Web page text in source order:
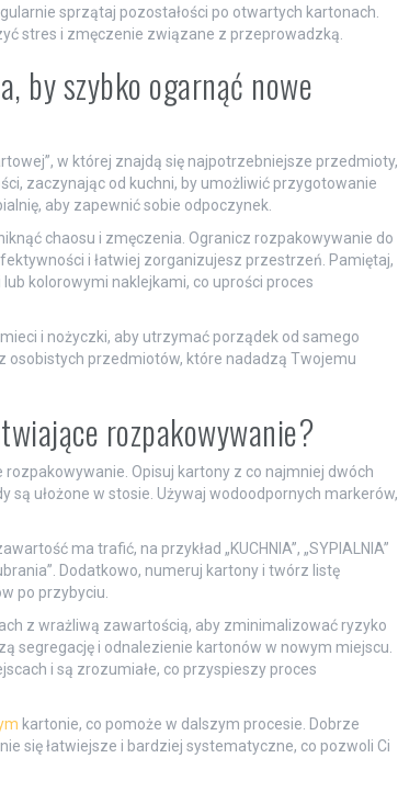
sprzątaj pozostałości po otwartych kartonach.
stres i zmęczenie związane z przeprowadzką.
by szybko ogarnąć nowe
w której znajdą się najpotrzebniejsze przedmioty,
zaczynając od kuchni, by umożliwić przygotowanie
aby zapewnić sobie odpoczynek.
chaosu i zmęczenia. Ogranicz rozpakowywanie do
i łatwiej zorganizujesz przestrzeń. Pamiętaj,
kolorowymi naklejkami, co uprości proces
i nożyczki, aby utrzymać porządek od samego
osobistych przedmiotów, które nadadzą Twojemu
rozpakowywanie?
Opisuj kartony z co najmniej dwóch
są ułożone w stosie. Używaj wodoodpornych markerów,
ma trafić, na przykład „KUCHNIA”, „SYPIALNIA”
Dodatkowo, numeruj kartony i twórz listę
po przybyciu.
z wrażliwą zawartością, aby zminimalizować ryzyko
segregację i odnalezienie kartonów w nowym miejscu.
i są zrozumiałe, co przyspieszy proces
kartonie, co pomoże w dalszym procesie. Dobrze
się łatwiejsze i bardziej systematyczne, co pozwoli Ci